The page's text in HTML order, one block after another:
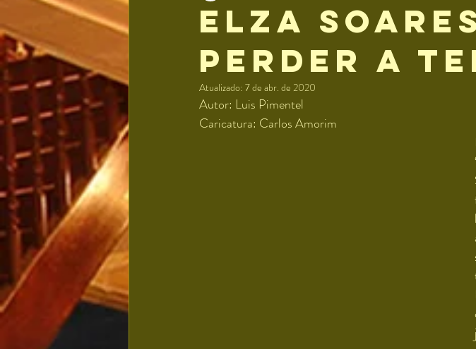
Elza
perder a
Atualizado: 7 de abr. de 2020
Autor: Luis Pimentel
Caricatura: Carlos Amorim